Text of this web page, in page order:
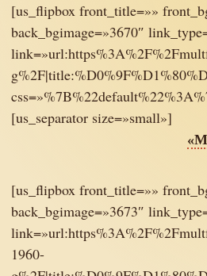
[us_flipbox front_title=»»
back_bgimage=»3670″
[us_separator size=»small»]
[us_flipbox front_title=»»
back_bgimage=»3673″
1960-